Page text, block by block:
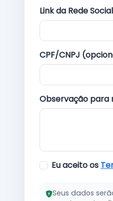
Link da Rede Social
CPF/CNPJ
Observação para
Eu aceito os
Seus dados